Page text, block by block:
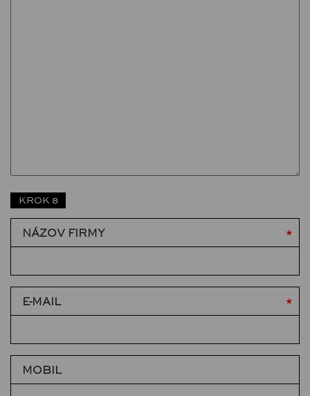
KROK 8
NÁZOV FIRMY
E-MAIL
MOBIL